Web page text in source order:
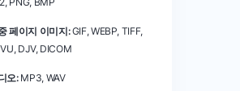
페이지 이미지:GIF, WEBP, TIFF,
DJV, DICOM
오:MP3, WAV